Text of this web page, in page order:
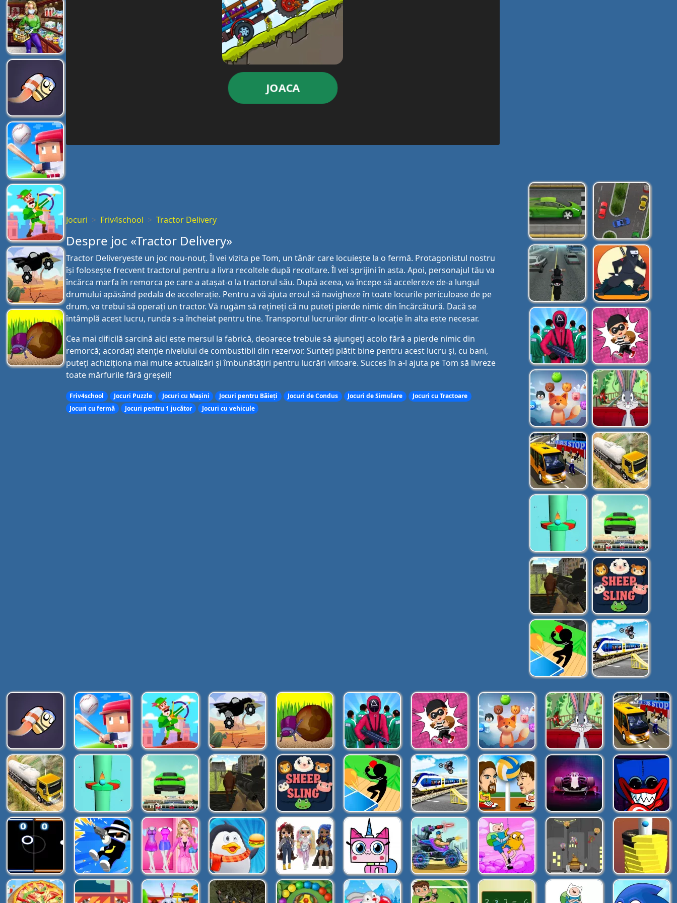
JOACA
Jocuri Friv4school Tractor Delivery
Despre joc «Tractor Delivery»
Tractor Deliveryeste un joc nou-nouț. Îl vei vizita pe Tom, un tânăr care locuiește la o fermă. Protagonistul nostru
își folosește frecvent tractorul pentru a livra recoltele după recoltare. Îl vei sprijini în asta. Apoi, personajul tău va
încărca marfa în remorca pe care a atașat-o la tractorul său. După aceea, va începe să accelereze de-a lungul
drumului apăsând pedala de accelerație. Pentru a vă ajuta eroul să navigheze în toate locurile periculoase de pe
drum, va trebui să operați un tractor. Vă rugăm să rețineți că nu puteți pierde nimic din încărcătură. Dacă se
întâmplă acest lucru, runda s-a încheiat pentru tine. Transportul lucrurilor dintr-o locație în alta este necesar.
Cea mai dificilă sarcină aici este mersul la fabrică, deoarece trebuie să ajungeți acolo fără a pierde nimic din
remorcă; acordați atenție nivelului de combustibil din rezervor. Sunteți plătit bine pentru acest lucru și, cu bani,
puteți achiziționa mai multe actualizări și îmbunătățiri pentru lucrări viitoare. Succes în a-l ajuta pe Tom să livreze
toate mărfurile fără greșeli!
Friv4school Jocuri Puzzle Jocuri cu Mașini Jocuri pentru Băieți Jocuri de Condus Jocuri de Simulare
Jocuri cu Tractoare
Jocuri cu fermă
Jocuri pentru 1 jucător Jocuri cu vehicule